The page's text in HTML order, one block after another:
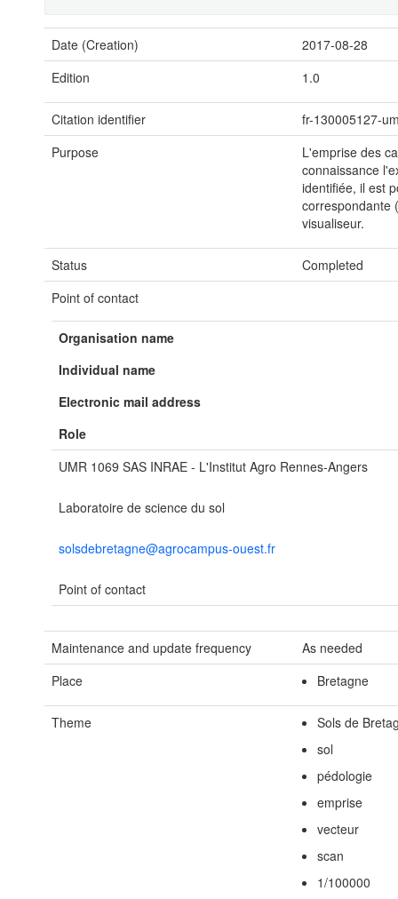
Date (Creation)
2017-08-28
Edition
1.0
Citation identifier
fr-130005127-
Purpose
L'emprise des
connaissance
identifiée, il est
correspondante
visualiseur.
Status
Completed
Point of contact
Organisation name
Individual name
Electronic mail address
Role
UMR 1069 SAS INRAE - L'Institut Agro Rennes-Angers
Laboratoire de science du sol
solsdebretagne@agrocampus-ouest.fr
Point of contact
Maintenance and update frequency
As needed
Place
Bretagne
Theme
Sols de
sol
pédologie
emprise
vecteur
scan
1/100000